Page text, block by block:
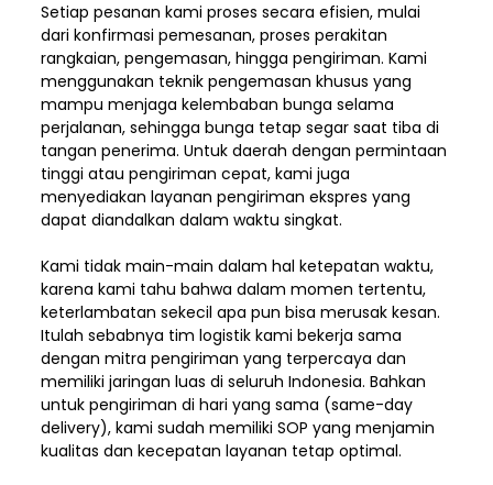
Setiap pesanan kami proses secara efisien, mulai
dari konfirmasi pemesanan, proses perakitan
rangkaian, pengemasan, hingga pengiriman. Kami
menggunakan teknik pengemasan khusus yang
mampu menjaga kelembaban bunga selama
perjalanan, sehingga bunga tetap segar saat tiba di
tangan penerima. Untuk daerah dengan permintaan
tinggi atau pengiriman cepat, kami juga
menyediakan layanan pengiriman ekspres yang
dapat diandalkan dalam waktu singkat.
Kami tidak main-main dalam hal ketepatan waktu,
karena kami tahu bahwa dalam momen tertentu,
keterlambatan sekecil apa pun bisa merusak kesan.
Itulah sebabnya tim logistik kami bekerja sama
dengan mitra pengiriman yang terpercaya dan
memiliki jaringan luas di seluruh Indonesia. Bahkan
untuk pengiriman di hari yang sama (same-day
delivery), kami sudah memiliki SOP yang menjamin
kualitas dan kecepatan layanan tetap optimal.